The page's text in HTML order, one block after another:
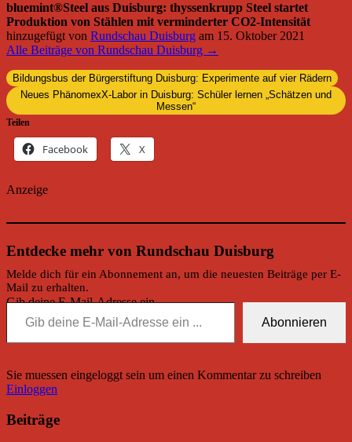
bluemint®Steel aus Duisburg: thyssenkrupp Steel startet
Produktion von Stählen mit verminderter CO2-Intensität
hinzugefügt von Rundschau Duisburg am 15. Oktober 2021
Alle Beiträge von Rundschau Duisburg →
Bildungsbus der Bürgerstiftung Duisburg: Experimente auf vier Rädern
Neues PhänomexX-Labor in Duisburg: Schüler lernen „Schätzen und
Messen“
Teilen
Facebook X
Anzeige
Entdecke mehr von Rundschau Duisburg
Melde dich für ein Abonnement an, um die neuesten Beiträge per E-
Mail zu erhalten.
Gib deine E-Mail-Adresse ein ...
Abonnieren
Sie muessen eingeloggt sein um einen Kommentar zu schreiben
Einloggen
Beiträge